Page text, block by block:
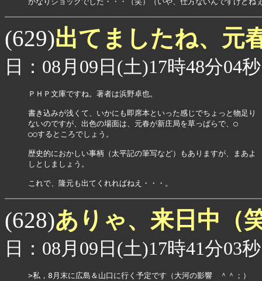
(629)出てましたね、元
日：08月09日(土)17時48分04秒
ＰＨＰ文庫ですね。著者は浜野卓也。
書き込みが浅くて、いかにも即席本といった感じでちょっと物足り
ないのですが、出色の場面は、元春が新庄局を草っぱらで、○
○○するところでしょう。
歴史的におかしい事柄（太平記の筆写など）もありますが、まあよ
しとしましょう。
これで、隆元も出てくれればねえ・・・。
(628)ありゃ、来日中（
日：08月09日(土)17時41分03秒
>私，8月末に広島＆山口に行く予定です（大河の影響　＾＾；）